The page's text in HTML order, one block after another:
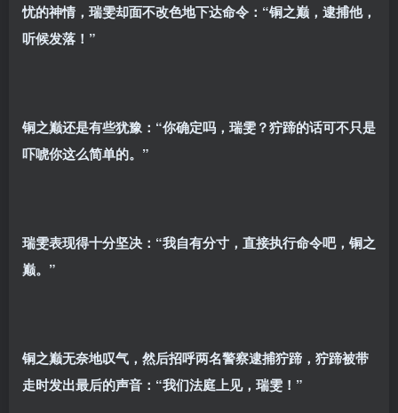
忧的神情，瑞雯却面不改色地下达命令：“铜之巅，逮捕他，
听候发落！”
铜之巅还是有些犹豫：“你确定吗，瑞雯？狞蹄的话可不只是
吓唬你这么简单的。”
瑞雯表现得十分坚决：“我自有分寸，直接执行命令吧，铜之
巅。”
铜之巅无奈地叹气，然后招呼两名警察逮捕狞蹄，狞蹄被带
走时发出最后的声音：“我们法庭上见，瑞雯！”